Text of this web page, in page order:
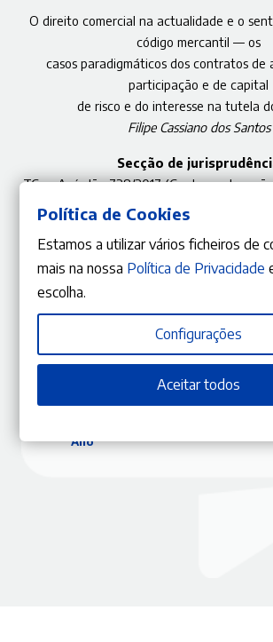
O direito comercial na actualidade e o
código mercantil — os
casos paradigmáticos dos contratos de
participação e de capital
de risco e do interesse na tutela
Filipe Cassiano dos Santos
Secção de
TC — Acórdão 728/2017 (Contra-
José de Faria Costa | Miguel Pedrosa
Edição
Setembro –
Ano
Política de Cookies
Estamos a utilizar vários ficheiros de
mais na nossa Política de Privacidade
escolha.
Configurações
Aceitar todos